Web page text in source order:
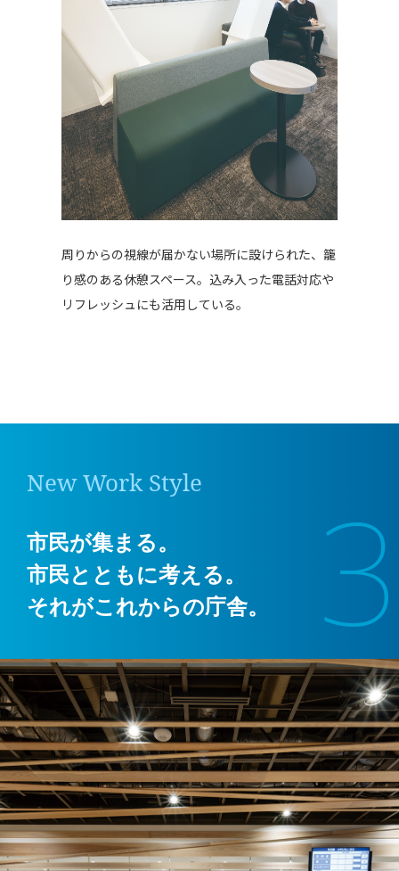
周りからの視線が届かない場所に設けられた、籠
り感のある休憩スペース。込み入った電話対応や
リフレッシュにも活用している。
New Work Style
市民が集まる。
市民とともに考える。
それがこれからの庁舎。
3